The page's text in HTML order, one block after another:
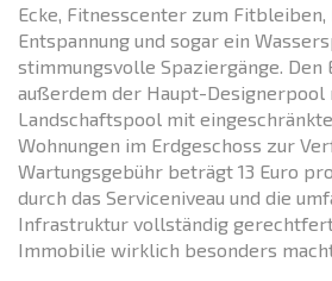
Ecke, Fitnesscenter zum
Entspannung und sogar ein
stimmungsvolle Spaziergänge. Den
außerdem der Haupt-Designerpool
Landschaftspool mit
Wohnungen im Erdgeschoss zur
Wartungsgebühr beträgt 13 Euro
durch das Serviceniveau und die
Infrastruktur vollständig
Immobilie wirklich besonders